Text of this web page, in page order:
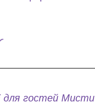
гостей Мисти